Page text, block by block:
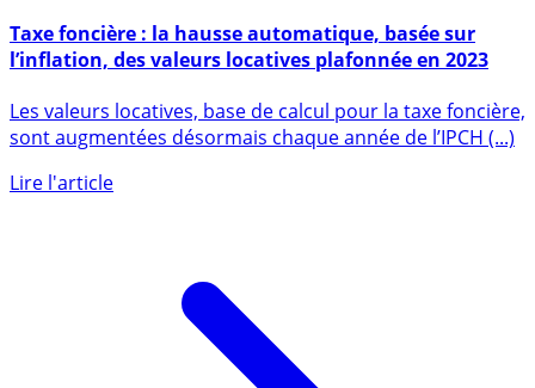
2 septembre 2022
l’inflation, des valeurs locatives plafonnée en 2023
sont augmentées désormais chaque année de l’IPCH (...)